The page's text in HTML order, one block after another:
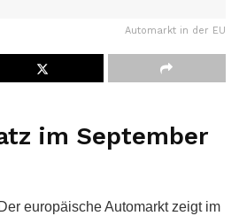
Automarkt in der EU
im September
europäische Automarkt zeigt im